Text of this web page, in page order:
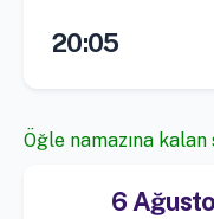
20:05
Öğle namazına
6